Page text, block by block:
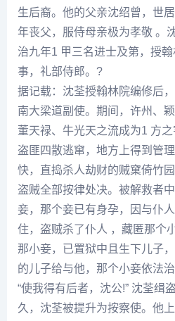
生后裔。他的父亲沈绍曾，世
年丧父，服侍母亲极为孝敬 。
治九年1 甲三名进士及第，授
事，礼部侍郎。?
据记载：沈荃授翰林院编修后，
南大梁道副使。期间，许州、
董天禄、牛光天之流成为1 方之
盗匪四散逃窜，地方上得到管
快，直捣杀人劫财的贼窠倚竹
盗贼全部按律处决。被解救者
妾，那个妾已有身孕，因与仆
住，盗贼杀了仆人 ，藏匿那个
那小妾，已置狱中且生下儿子
的儿子给与他，那个小妾依法
“使我得有后者，沈公!” 沈荃缉
久，沈荃被提升为按察使。他